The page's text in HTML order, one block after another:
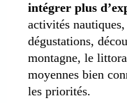
intégrer plus
activités
dégustations,
montagne, le
moyennes bien
les priorités.